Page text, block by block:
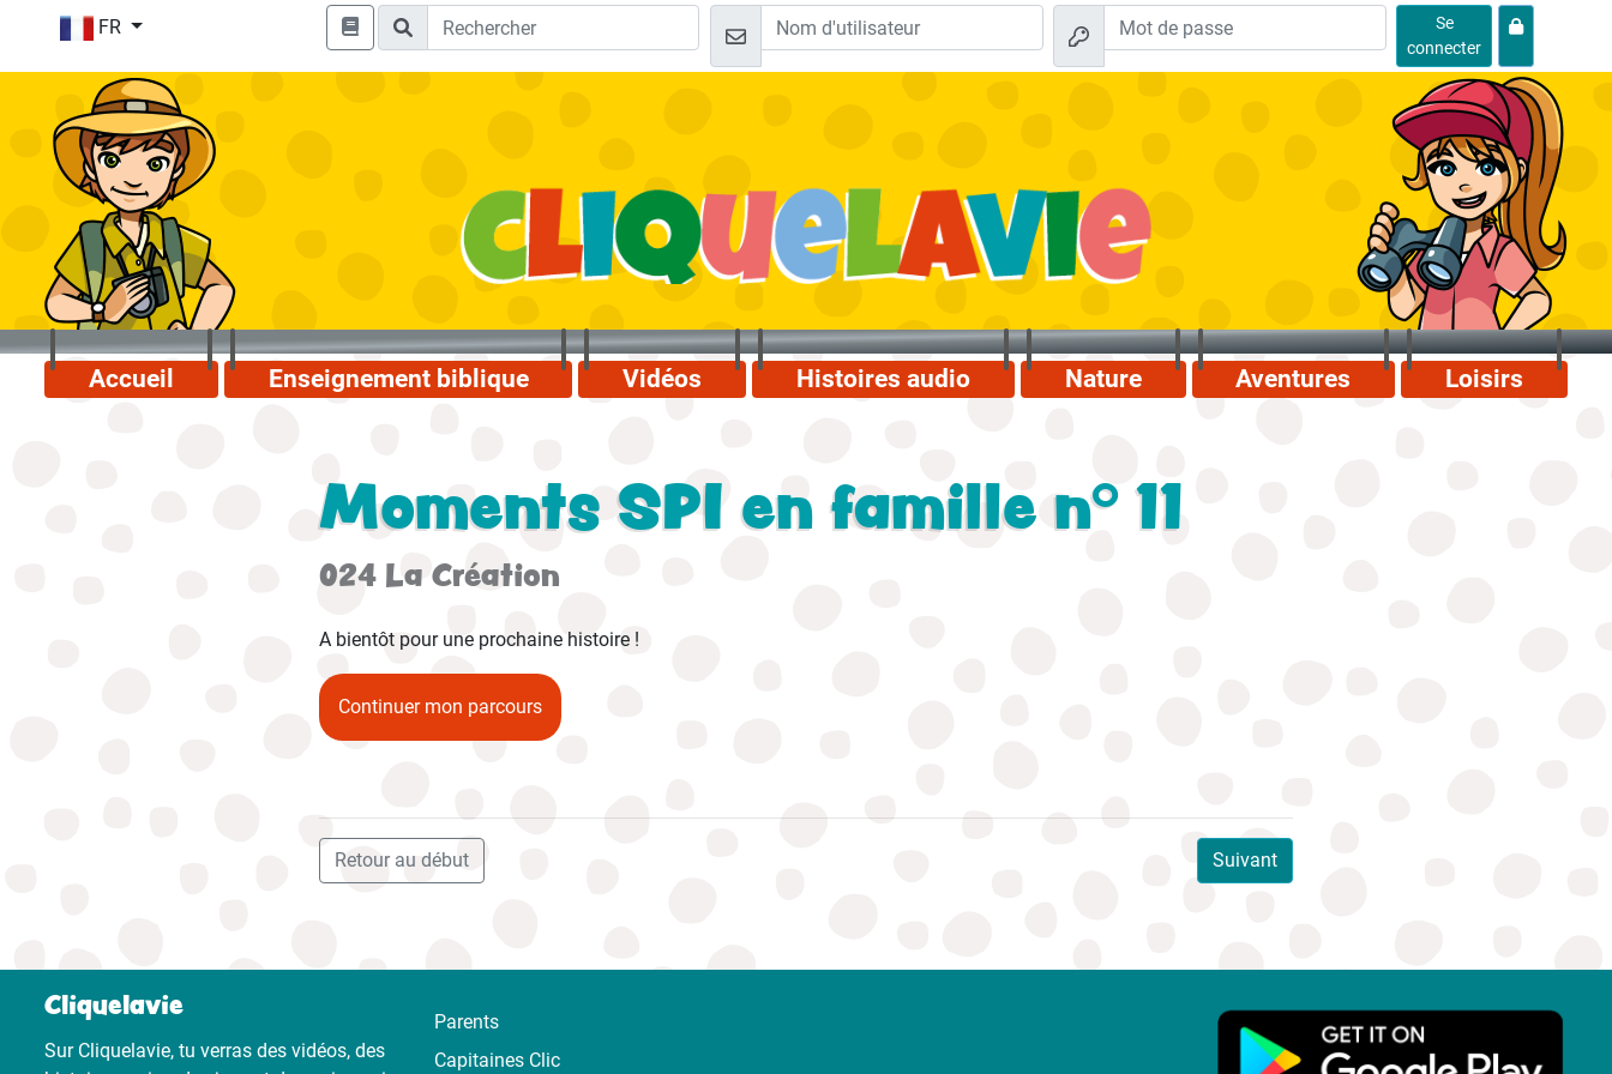
FR
Se
connecter
Accueil Enseignement biblique Vidéos Histoires audio Nature Aventures Loisirs
Moments SPI en famille n° 11
024 La Création
A bientôt pour une prochaine histoire !
Continuer mon parcours
Suivant
Retour au début
Cliquelavie
Sur Cliquelavie, tu verras des vidéos, des
Parents
Capitaines Clic